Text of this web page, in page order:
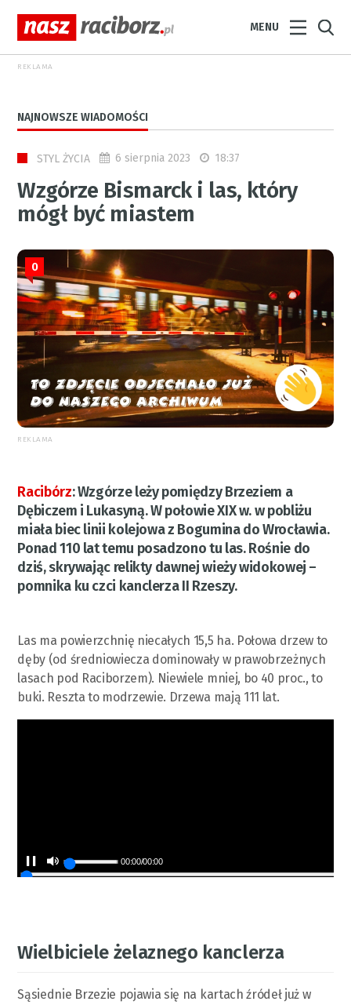
MENU
REKLAMA
NAJNOWSZE WIADOMOŚCI
STYL ŻYCIA 6 sierpnia 2023 18:37
Wzgórze Bismarck i las, który
mógł być miastem
0
REKLAMA
Racibórz:Wzgórze leży pomiędzy Brzeziem a
Dębiczem i Lukasyną. W połowie XIX w. w pobliżu
miała biec linii kolejowa z Bogumina do Wrocławia.
Ponad 110 lat temu posadzono tu las. Rośnie do
dziś, skrywając relikty dawnej wieży widokowej –
pomnika ku czci kanclerza II Rzeszy.
Las ma powierzchnię niecałych 15,5 ha. Połowa drzew to
dęby (od średniowiecza dominowały w prawobrzeżnych
lasach pod Raciborzem). Niewiele mniej, bo 40 proc., to
buki. Reszta to modrzewie. Drzewa mają 111 lat.
00:00/00:00
Wielbiciele żelaznego kanclerza
Sąsiednie Brzezie pojawia się na kartach źródeł już w